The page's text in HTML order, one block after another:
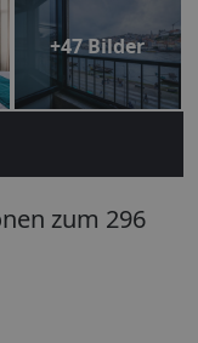
+47 Bilder
zum 296